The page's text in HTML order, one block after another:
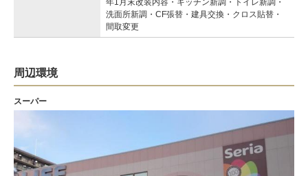
年1月末改装内容・キッチン新調・トイレ新調・
洗面所新調・CF張替・建具交換・クロス貼替・
間取変更
周辺環境
スーパー